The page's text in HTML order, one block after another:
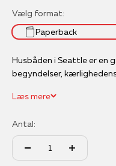
Vælg format:
Paperback
Husbåden i Seattle er en
begyndelser, kærlighedens
Læs mere
Antal: